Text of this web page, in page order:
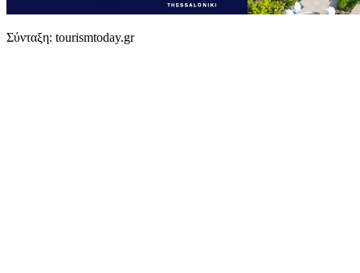
Σύνταξη: tourismtoday.gr